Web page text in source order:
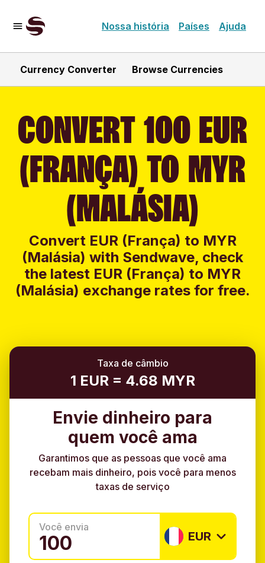
Nossa história Países Ajuda
Currency Converter Browse Currencies
CONVERT 100 EUR
(FRANÇA) TO MYR
(MALÁSIA)
Convert EUR (França) to MYR
(Malásia) with Sendwave, check
the latest EUR (França) to MYR
(Malásia) exchange rates for free.
Taxa de câmbio
1 EUR = 4.68 MYR
Envie dinheiro para
quem você ama
Garantimos que as pessoas que você ama
recebam mais dinheiro, pois você para menos
taxas de serviço
Você envia
EUR